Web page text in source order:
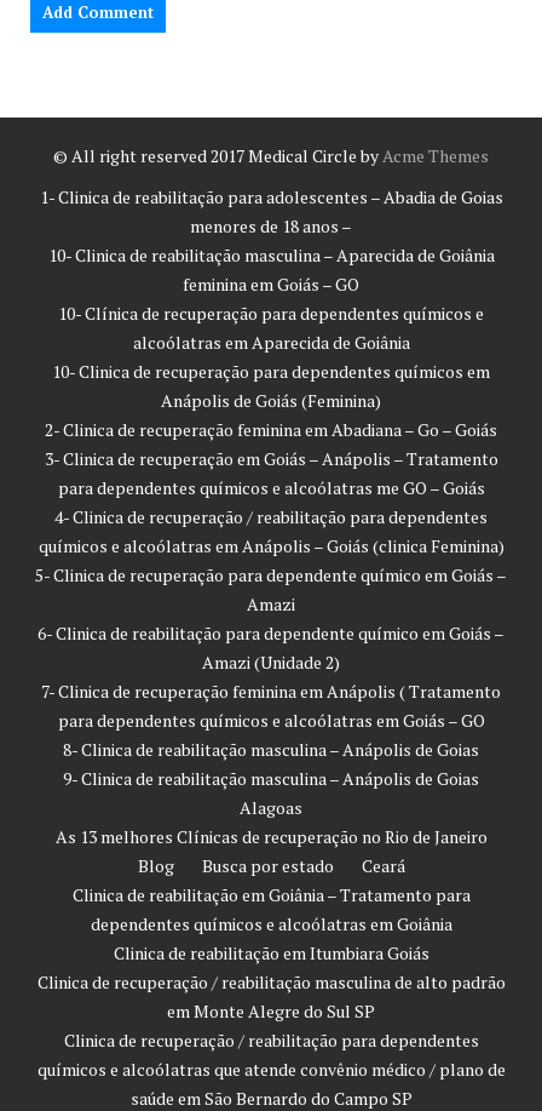
© All right reserved 2017Medical Circle byAcme Themes
1- Clinica de reabilitação para adolescentes – Abadia de Goias
menores de 18 anos –
10- Clinica de reabilitação masculina – Aparecida de Goiânia
feminina em Goiás – GO
10- Clínica de recuperação para dependentes químicos e
alcoólatras em Aparecida de Goiânia
10- Clinica de recuperação para dependentes químicos em
Anápolis de Goiás (Feminina)
2- Clinica de recuperação feminina em Abadiana – Go – Goiás
3- Clinica de recuperação em Goiás – Anápolis – Tratamento
para dependentes químicos e alcoólatras me GO – Goiás
4- Clinica de recuperação / reabilitação para dependentes
químicos e alcoólatras em Anápolis – Goiás (clinica Feminina)
5- Clinica de recuperação para dependente químico em Goiás –
Amazi
6- Clinica de reabilitação para dependente químico em Goiás –
Amazi (Unidade 2)
7- Clinica de recuperação feminina em Anápolis ( Tratamento
para dependentes químicos e alcoólatras em Goiás – GO
8- Clinica de reabilitação masculina – Anápolis de Goias
9- Clinica de reabilitação masculina – Anápolis de Goias
Alagoas
As 13 melhores Clínicas de recuperação no Rio de Janeiro
Blog
Busca por estado
Ceará
Clinica de reabilitação em Goiânia – Tratamento para
dependentes químicos e alcoólatras em Goiânia
Clinica de reabilitação em Itumbiara Goiás
Clinica de recuperação / reabilitação masculina de alto padrão
em Monte Alegre do Sul SP
Clinica de recuperação / reabilitação para dependentes
químicos e alcoólatras que atende convênio médico / plano de
saúde em São Bernardo do Campo SP